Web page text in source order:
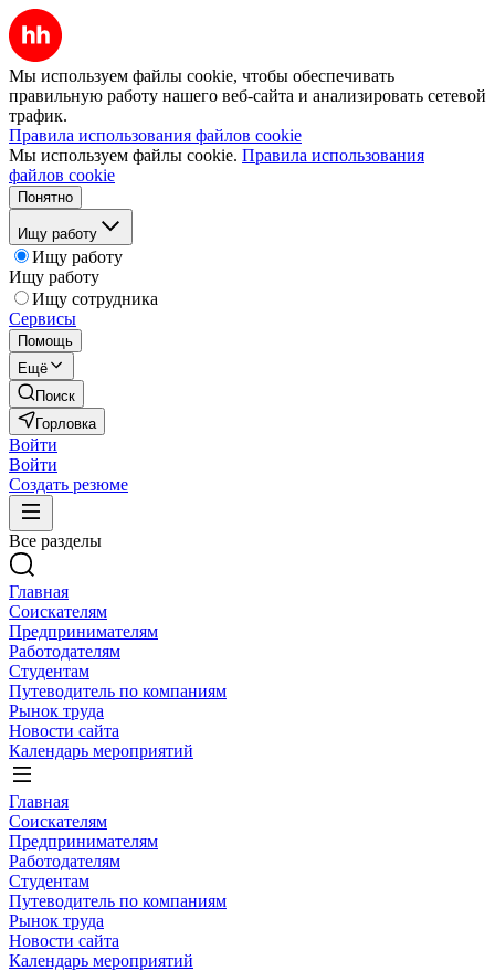
Мы используем файлы cookie, чтобы обеспечивать
правильную работу нашего веб-сайта и анализировать сетевой
трафик.
Правила использования файлов cookie
Мы используем файлы cookie. Правила использования
файлов cookie
Понятно
Ищу работу
Ищу работу
Ищу работу
Ищу сотрудника
Сервисы
Помощь
Ещё
Поиск
Горловка
Войти
Войти
Создать резюме
Все разделы
Главная
Соискателям
Предпринимателям
Работодателям
Студентам
Путеводитель по компаниям
Рынок труда
Новости сайта
Календарь мероприятий
Главная
Соискателям
Предпринимателям
Работодателям
Студентам
Путеводитель по компаниям
Рынок труда
Новости сайта
Календарь мероприятий